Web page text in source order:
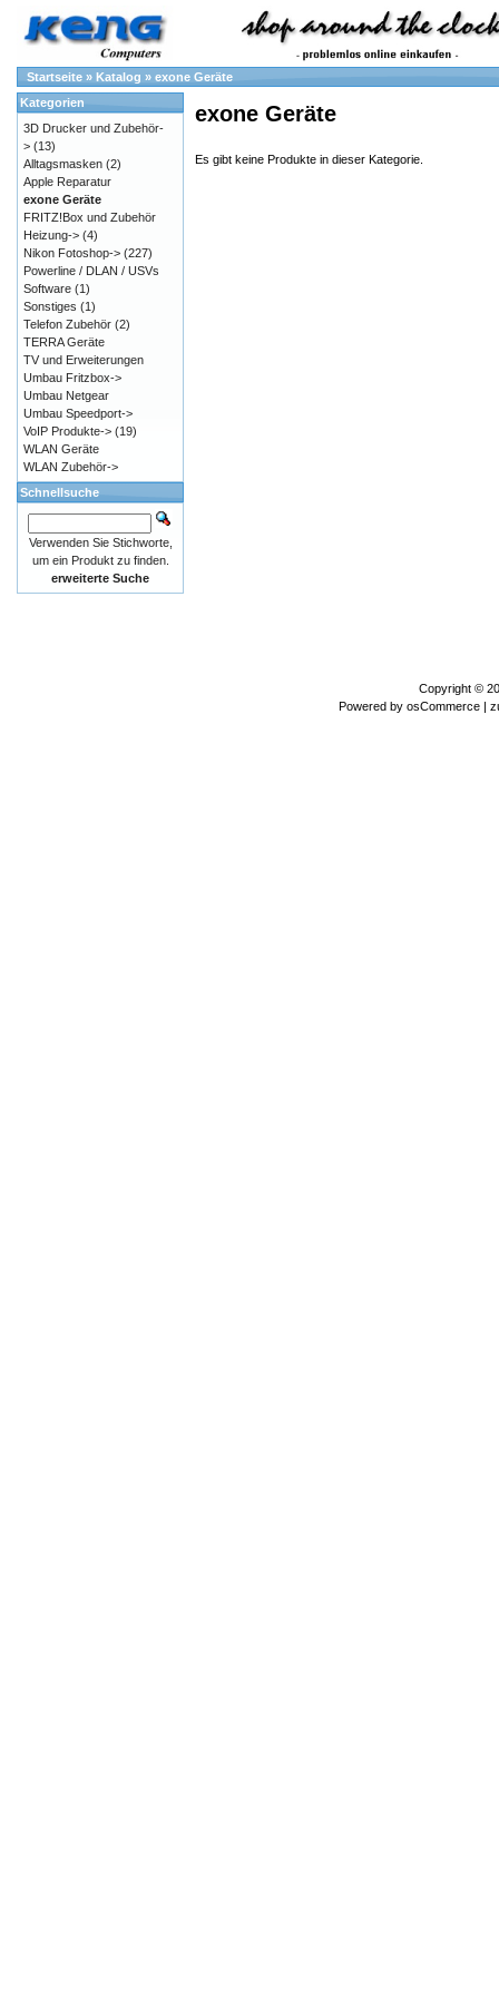
Startseite » Katalog » exone Geräte
exone Geräte
Es gibt keine Produkte in dieser Kategorie.
Kategorien
3D Drucker und Zubehör-
> (13)
Alltagsmasken (2)
Apple Reparatur
exone Geräte
FRITZ!Box und Zubehör
Heizung-> (4)
Nikon Fotoshop-> (227)
Powerline / DLAN / USVs
Software (1)
Sonstiges (1)
Telefon Zubehör (2)
TERRA Geräte
TV und Erweiterungen
Umbau Fritzbox->
Umbau Netgear
Umbau Speedport->
VoIP Produkte-> (19)
WLAN Geräte
WLAN Zubehör->
Schnellsuche
Verwenden Sie Stichworte,
um ein Produkt zu finden.
erweiterte Suche
Copyright ©
Powered by osCommerce |